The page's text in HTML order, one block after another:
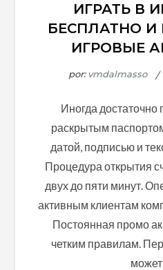
ИГРАТЬ В
БЕСПЛАТНО И
ИГРОВЫЕ
por:vmdalmasso
Иногда достаточно
раскрытым
датой, подписью и
Процедура открытия
двух до пяти минут.
активным клиентам
Постоянная промо
четким правилам.